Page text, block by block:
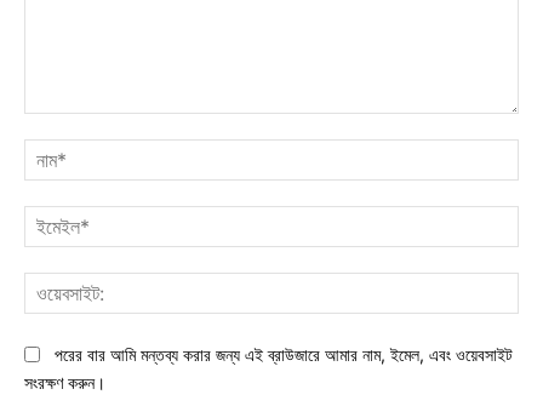
পরের বার আমি মন্তব্য করার জন্য এই ব্রাউজারে আমার নাম, ইমেল, এবং ওয়েবসাইট
সংরক্ষণ করুন।